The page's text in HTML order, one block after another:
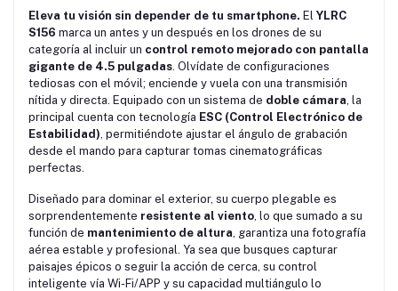
Eleva tu visión sin depender de tu smartphone. El YLRC
S156 marca un antes y un después en los drones de su
categoría al incluir un control remoto mejorado con pantalla
gigante de 4.5 pulgadas . Olvídate de configuraciones
tediosas con el móvil; enciende y vuela con una transmisión
nítida y directa. Equipado con un sistema de doble cámara , la
principal cuenta con tecnología ESC (Control Electrónico de
Estabilidad) , permitiéndote ajustar el ángulo de grabación
desde el mando para capturar tomas cinematográficas
perfectas.
Diseñado para dominar el exterior, su cuerpo plegable es
sorprendentemente resistente al viento , lo que sumado a su
función de mantenimiento de altura , garantiza una fotografía
aérea estable y profesional. Ya sea que busques capturar
paisajes épicos o seguir la acción de cerca, su control
inteligente vía Wi-Fi/APP y su capacidad multiángulo lo